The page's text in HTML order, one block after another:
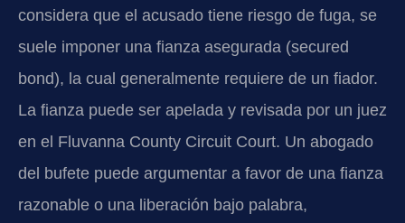
considera que el acusado tiene riesgo de fuga, se
suele imponer una fianza asegurada (secured
bond), la cual generalmente requiere de un fiador.
La fianza puede ser apelada y revisada por un juez
en el Fluvanna County Circuit Court. Un abogado
del bufete puede argumentar a favor de una fianza
razonable o una liberación bajo palabra,